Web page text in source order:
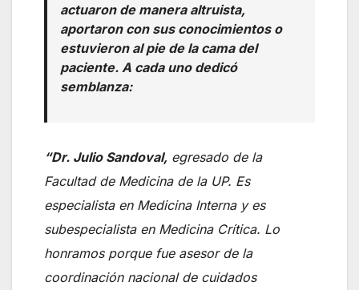
actuaron de manera altruista,
aportaron con sus conocimientos o
estuvieron al pie de la cama del
paciente. A cada uno dedicó
semblanza:
“Dr. Julio Sandoval, egresado de la
Facultad de Medicina de la UP. Es
especialista en Medicina Interna y es
subespecialista en Medicina Crítica. Lo
honramos porque fue asesor de la
coordinación nacional de cuidados